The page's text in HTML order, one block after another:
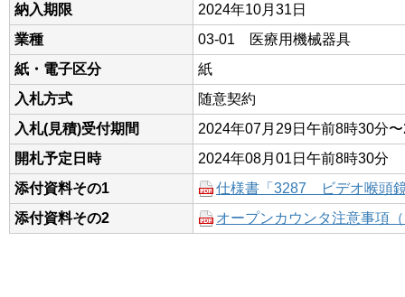
納入期限
2024年10月31日
業種
03-01 医療用機械器具
紙・電子区分
紙
入札方式
随意契約
入札(見積)受付期間
2024年07月29日午前8時30分
開札予定日時
2024年08月01日午前8時30分
添付資料その1
仕様書「3287 ビデオ喉頭
添付資料その2
オープンカウンタ注意事項